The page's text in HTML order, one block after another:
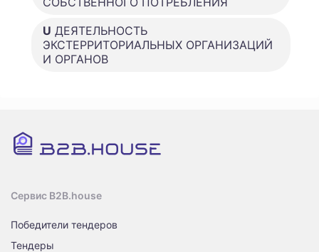
U ДЕЯТЕЛЬНОСТЬ
ЭКСТЕРРИТОРИАЛЬНЫХ ОРГАНИЗАЦИЙ
И ОРГАНОВ
Сервис B2B.house
Победители тендеров
Тендеры